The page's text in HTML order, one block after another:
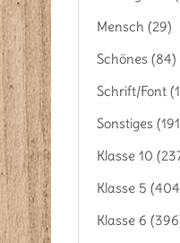
Mensch (29)
Schönes (84)
Schrift/Font
Sonstiges
Klasse 10
Klasse 5
Klasse 6